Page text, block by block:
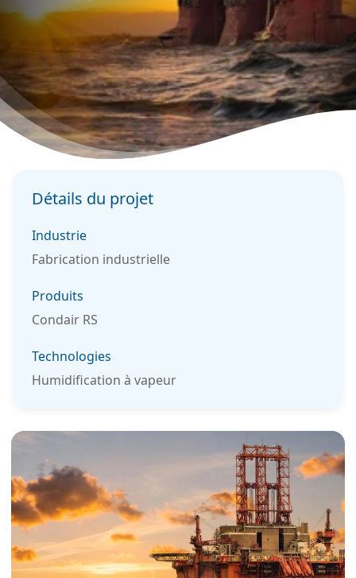
Détails du projet
Industrie
Fabrication industrielle
Produits
Condair RS
Technologies
Humidification à vapeur